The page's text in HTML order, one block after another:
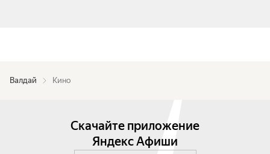
Валдай Кино
Скачайте приложение
Яндекс Афиши